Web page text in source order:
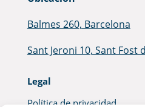
Balmes 260, Barcelona
Sant Jeroni 10, Sant Fost
Legal
Política de privacidad